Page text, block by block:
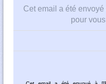
Cet email a été envoyé
pour